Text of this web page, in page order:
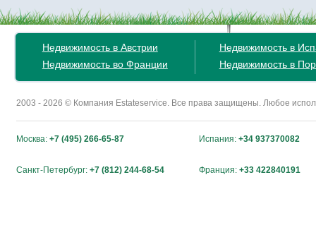
Недвижимость в Австрии
Недвижимость во Франции
Недвижимость в
Недвижимость в
2003 - 2026 © Компания Estateservice. Все права защищены. Любое
Москва: +7 (495) 266-65-87 Испания: +34 937370082
Санкт-Петербург: +7 (812) 244-68-54 Франция: +33 422840191